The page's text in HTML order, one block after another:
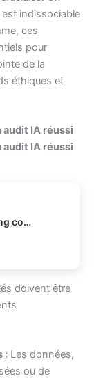
indissociable
ces
pour
de la
éthiques et
IA réussi
IA réussi
Agent harness engineering comment fiabiliser vos agents IA ?
doivent être
:Les données,
ou de